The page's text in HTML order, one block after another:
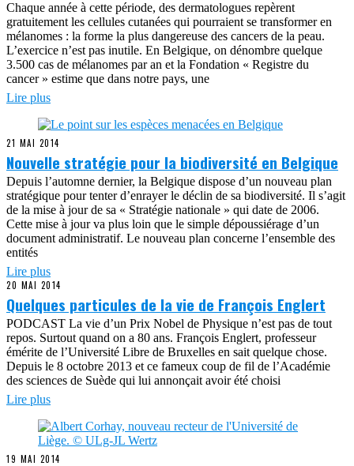
Chaque année à cette période, des dermatologues repèrent
gratuitement les cellules cutanées qui pourraient se transformer en
mélanomes : la forme la plus dangereuse des cancers de la peau.
L’exercice n’est pas inutile. En Belgique, on dénombre quelque
3.500 cas de mélanomes par an et la Fondation « Registre du
cancer » estime que dans notre pays, une
Lire plus
21 MAI 2014
Nouvelle stratégie pour la biodiversité en Belgique
Depuis l’automne dernier, la Belgique dispose d’un nouveau plan
stratégique pour tenter d’enrayer le déclin de sa biodiversité. Il s’agit
de la mise à jour de sa « Stratégie nationale » qui date de 2006.
Cette mise à jour va plus loin que le simple dépoussiérage d’un
document administratif. Le nouveau plan concerne l’ensemble des
entités
Lire plus
20 MAI 2014
Quelques particules de la vie de François Englert
PODCAST La vie d’un Prix Nobel de Physique n’est pas de tout
repos. Surtout quand on a 80 ans. François Englert, professeur
émérite de l’Université Libre de Bruxelles en sait quelque chose.
Depuis le 8 octobre 2013 et ce fameux coup de fil de l’Académie
des sciences de Suède qui lui annonçait avoir été choisi
Lire plus
19 MAI 2014